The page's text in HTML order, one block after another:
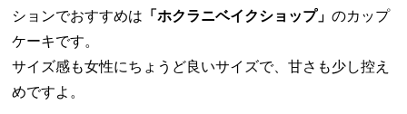
ションでおすすめは 「ホクラニベイクショップ」のカップ
ケーキです。
サイズ感も女性にちょうど良いサイズで、甘さも少し控え
めですよ。